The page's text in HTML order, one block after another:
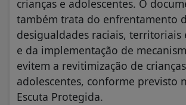
crianças e adolescentes. O
também trata do enfrentamento
desigualdades raciais, territoriais
e da implementação de
evitem a revitimização de
adolescentes, conforme previsto
Escuta Protegida.